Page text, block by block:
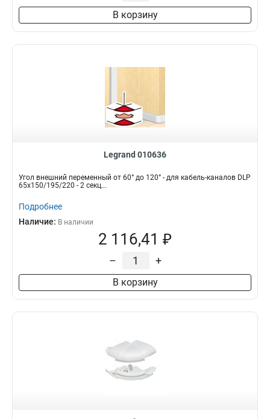
В корзину
Legrand 010636
Угол внешний переменный от 60° до 120° - для кабель-каналов DLP
65х150/195/220 - 2 секц...
Подробнее
Наличие: В наличии
2 116,41 ₽
– +
В корзину